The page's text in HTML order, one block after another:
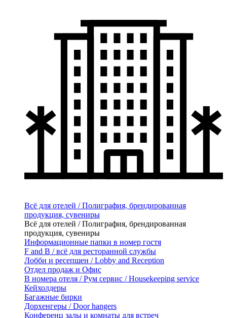
Всё для отелей / Полиграфия, брендированная
продукция, сувениры
Всё для отелей / Полиграфия, брендированная
продукция, сувениры
Информационные папки в номер гостя
F and B / всё для ресторанной службы
Лобби и ресепшен / Lobby and Reception
Отдел продаж и Офис
В номера отеля / Рум сервис / Housekeeping service
Кейхолдеры
Багажные бирки
Дорхенгеры / Door hangers
Конференц залы и комнаты для встреч